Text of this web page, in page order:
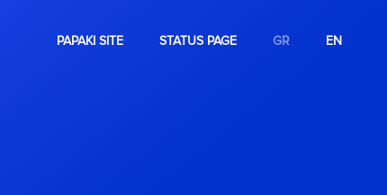
PAPAKI SITE STATUS PAGE GR EN